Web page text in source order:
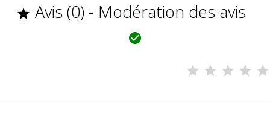
 Avis (0) - Modération des avis
